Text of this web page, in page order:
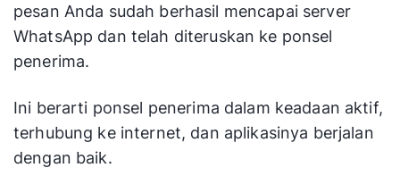
pesan Anda sudah berhasil mencapai server
WhatsApp dan telah diteruskan ke ponsel
penerima.
Ini berarti ponsel penerima dalam keadaan aktif,
terhubung ke internet, dan aplikasinya berjalan
dengan baik.